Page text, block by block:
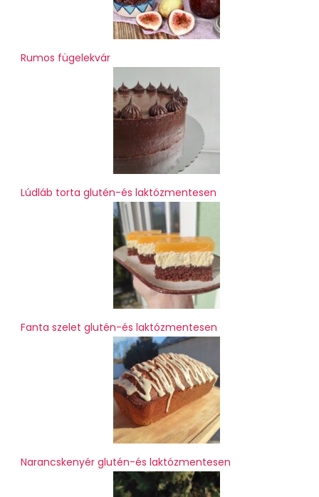
Rumos fügelekvár
Lúdláb torta glutén-és laktózmentesen
Fanta szelet glutén-és laktózmentesen
Narancskenyér glutén-és laktózmentesen